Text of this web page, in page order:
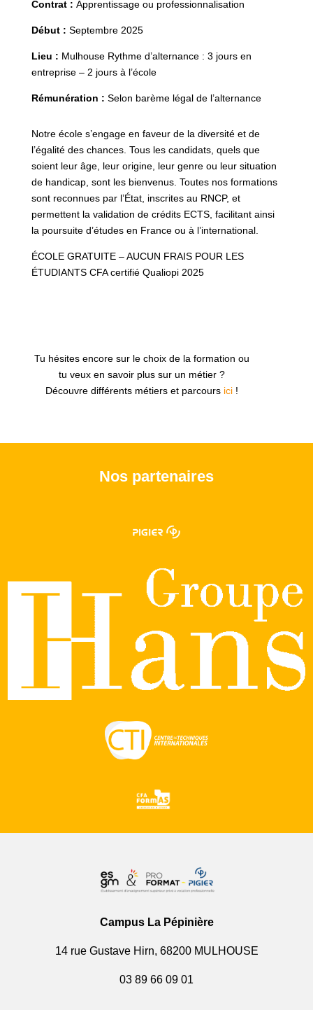
Contrat : Apprentissage ou professionnalisation
Début : Septembre 2025
Lieu : Mulhouse Rythme d’alternance : 3 jours en
entreprise – 2 jours à l’école
Rémunération : Selon barème légal de l’alternance
Notre école s’engage en faveur de la diversité et de
l’égalité des chances. Tous les candidats, quels que
soient leur âge, leur origine, leur genre ou leur situation
de handicap, sont les bienvenus. Toutes nos formations
sont reconnues par l’État, inscrites au RNCP, et
permettent la validation de crédits ECTS, facilitant ainsi
la poursuite d’études en France ou à l’international.
ÉCOLE GRATUITE – AUCUN FRAIS POUR LES
ÉTUDIANTS CFA certifié Qualiopi 2025
Tu hésites encore sur le choix de la formation ou
tu veux en savoir plus sur un métier ?
Découvre différents métiers et parcours ici!
Nos partenaires
Campus La Pépinière
14 rue Gustave Hirn, 68200 MULHOUSE
03 89 66 09 01